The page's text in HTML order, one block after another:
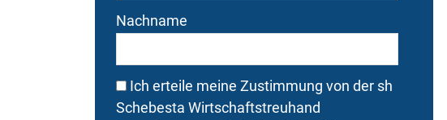
Nachname
Ich erteile meine Zustimmung von der sh
Schebesta Wirtschaftstreuhand